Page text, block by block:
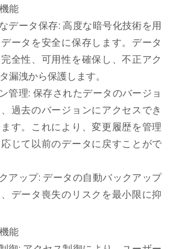
能
データ保存: 高度な暗号化技術を用
ータを安全に保存します。データ
全性、可用性を確保し、不正アク
漏洩から保護します。
管理: 保存されたデータのバージョ
過去のバージョンにアクセスでき
す。これにより、変更履歴を管理
じて以前のデータに戻すことがで
アップ: データの自動バックアップ
データ喪失のリスクを最小限に抑
能